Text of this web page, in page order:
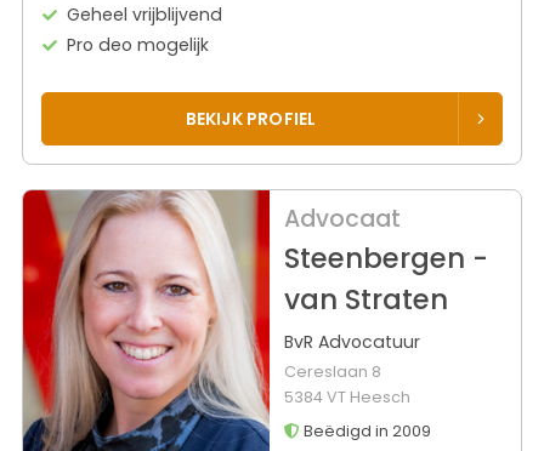
Geheel vrijblijvend
Pro deo mogelijk
BEKIJK PROFIEL
Advocaat
Steenbergen -
van Straten
BvR Advocatuur
Cereslaan 8
5384 VT Heesch
Beëdigd in 2009